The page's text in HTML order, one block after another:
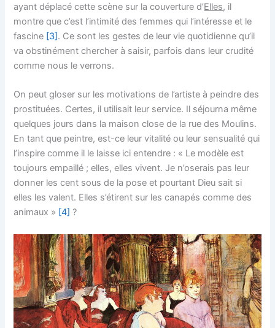
ayant déplacé cette scène sur la couverture d’Elles, il
montre que c’est l’intimité des femmes qui l’intéresse et le
fascine [3]. Ce sont les gestes de leur vie quotidienne qu’il
va obstinément chercher à saisir, parfois dans leur crudité
comme nous le verrons.
On peut gloser sur les motivations de l’artiste à peindre des
prostituées. Certes, il utilisait leur service. Il séjourna même
quelques jours dans la maison close de la rue des Moulins.
En tant que peintre, est-ce leur vitalité ou leur sensualité qui
l’inspire comme il le laisse ici entendre : « Le modèle est
toujours empaillé ; elles, elles vivent. Je n’oserais pas leur
donner les cent sous de la pose et pourtant Dieu sait si
elles les valent. Elles s’étirent sur les canapés comme des
animaux » [4] ?